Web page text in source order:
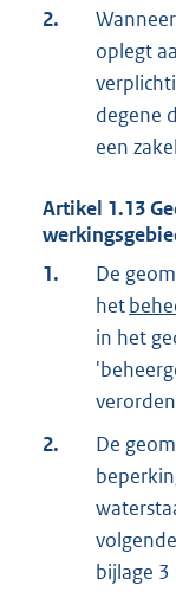
2.
oplegt
degene
een
Artikel 1.13
1.
De
het
in het
2.
De
bijlage